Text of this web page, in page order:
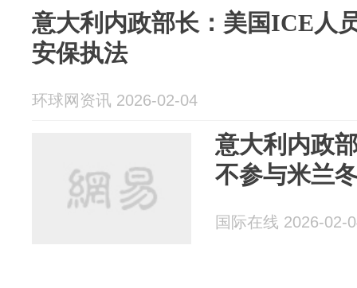
意大利内政部长：美国ICE人
安保执法
环球网资讯 2026-02-04
意大利内政
不参与米兰
国际在线 2026-02-